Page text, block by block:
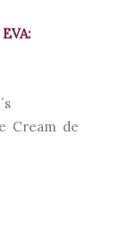
Cream de